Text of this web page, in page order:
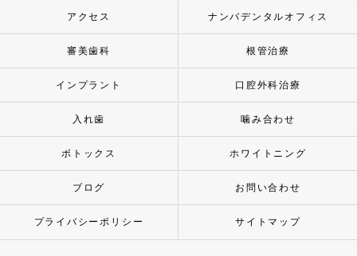
アクセス ナンバデンタルオフィス
審美歯科 根管治療
インプラント 口腔外科治療
入れ歯 噛み合わせ
ボトックス ホワイトニング
ブログ お問い合わせ
プライバシーポリシー サイトマップ